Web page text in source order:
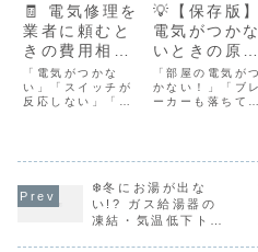
🧾 電気修理を
業者に頼むと
きの費用相場
と注意点
【2025年最新
版】
「電気がつかな
い」「スイッチが
反応しない」「コ
いう点ですよね。
Repair-zでは、
年間を通じて数千
件の電気トラブル
💡【保存版】
電気がつかな
いときの原因
と対処法｜ま
ず試すべきチ
ェックリスト
「部屋の電気がつ
かない！」「ブレ
ーカーも落ちてな
「電気がつかな
い」というトラ
ルの多くは、いく
つかのチェック
❄️冬にお湯が出な
い!? ガス給湯器の
凍結・気温低下トラ